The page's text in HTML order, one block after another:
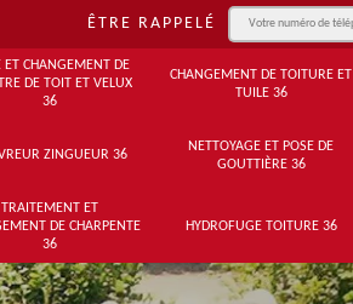
ÊTRE RAPPELÉ
ET CHANGEMENT DE
DE TOIT ET VELUX
36
CHANGEMENT DE TOITURE ET
TUILE 36
ZINGUEUR 36
NETTOYAGE ET POSE DE
GOUTTIÈRE 36
TRAITEMENT ET
DE CHARPENTE
36
HYDROFUGE TOITURE 36